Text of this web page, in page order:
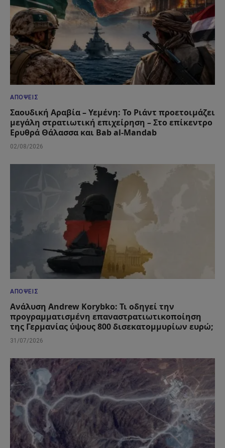
ΑΠΌΨΕΙΣ
Σαουδική Αραβία – Υεμένη: Το Ριάντ προετοιμάζει
μεγάλη στρατιωτική επιχείρηση – Στο επίκεντρο
Ερυθρά Θάλασσα και Bab al-Mandab
02/08/2026
ΑΠΌΨΕΙΣ
Ανάλυση Andrew Korybko: Τι οδηγεί την
προγραμματισμένη επαναστρατιωτικοποίηση
της Γερμανίας ύψους 800 δισεκατομμυρίων ευρώ;
31/07/2026